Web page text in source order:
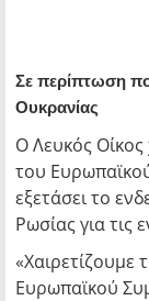
Σε περίπτωση
Ουκρανίας
Ο Λευκός
του
εξετάσει το
Ρωσίας για τις
«Χαιρετίζουμε
Ευρωπαϊκού